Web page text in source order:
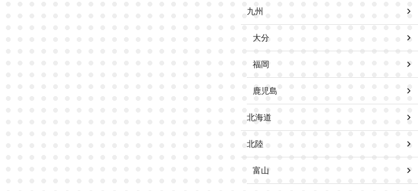
九州
大分
福岡
鹿児島
北海道
北陸
富山